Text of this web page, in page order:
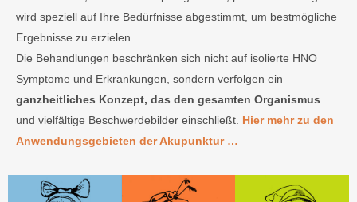
wird speziell auf Ihre Bedürfnisse abgestimmt, um bestmögliche
Ergebnisse zu erzielen.
Die Behandlungen beschränken sich nicht auf isolierte HNO
Symptome und Erkrankungen, sondern verfolgen ein
ganzheitliches Konzept, das den gesamten Organismus
und vielfältige Beschwerdebilder einschließt. Hier mehr zu den
Anwendungsgebieten der Akupunktur …